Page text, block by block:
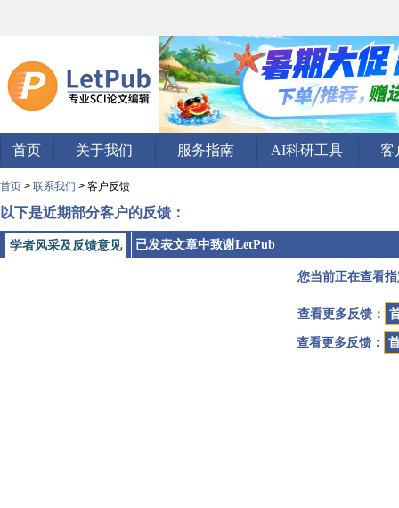
首页 关于我们 服务指南 AI科研工具 客
首页 > 联系我们 > 客户反馈
以下是近期部分客户的反馈：
学者风采及反馈意见 已发表文章中致谢LetPub
您当前正在查看
查看更多反馈：
查看更多反馈：